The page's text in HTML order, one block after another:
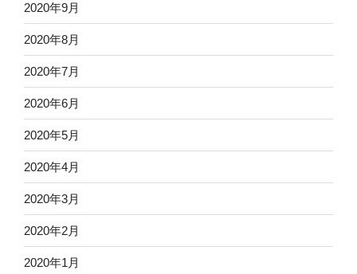
2020年9月
2020年8月
2020年7月
2020年6月
2020年5月
2020年4月
2020年3月
2020年2月
2020年1月